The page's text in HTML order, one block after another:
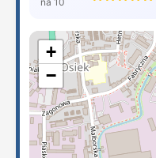
+
−